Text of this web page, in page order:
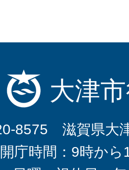
大津
8575 滋賀県大
開庁時間：9時から